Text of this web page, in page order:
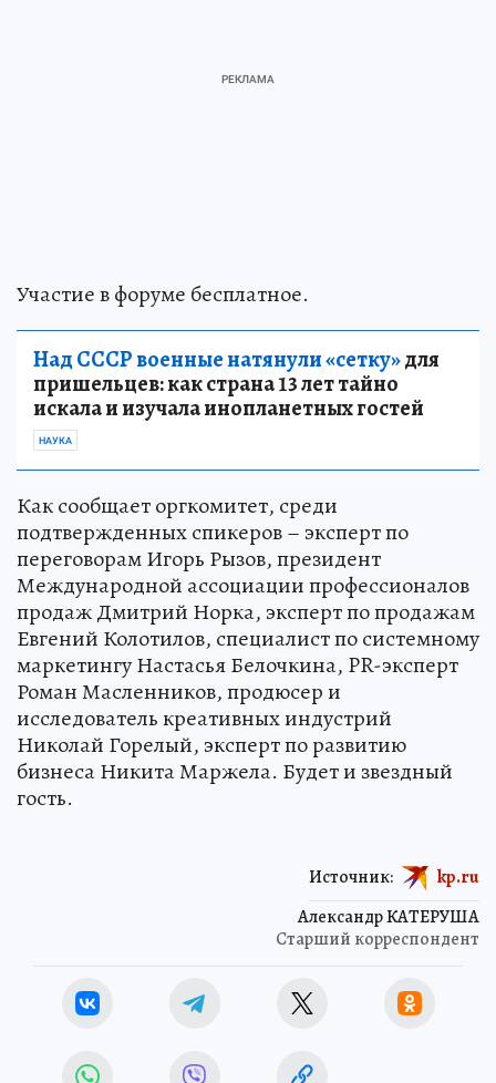
Участие в форуме бесплатное.
Над СССР военные натянули «сетку»для
пришельцев: как страна 13 лет тайно
искала и изучала инопланетных гостей
НАУКА
Как сообщает оргкомитет, среди
подтвержденных спикеров – эксперт по
переговорам Игорь Рызов, президент
Международной ассоциации профессионалов
продаж Дмитрий Норка, эксперт по продажам
Евгений Колотилов, специалист по системному
маркетингу Настасья Белочкина, PR-эксперт
Роман Масленников, продюсер и
исследователь креативных индустрий
Николай Горелый, эксперт по развитию
бизнеса Никита Маржела. Будет и звездный
гость.
Александр КАТЕРУША
Старший корреспондент
Источник: kp.ru